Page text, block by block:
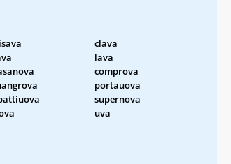
clava
lava
comprova
portauova
supernova
uva